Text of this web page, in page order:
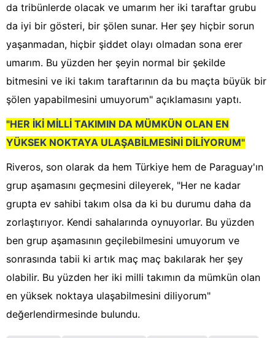
da tribünlerde olacak ve umarım her iki taraftar grubu
da iyi bir gösteri, bir şölen sunar. Her şey hiçbir sorun
yaşanmadan, hiçbir şiddet olayı olmadan sona erer
umarım. Bu yüzden her şeyin normal bir şekilde
bitmesini ve iki takım taraftarının da bu maçta büyük bir
şölen yapabilmesini umuyorum" açıklamasını yaptı.
"HER İKİ MİLLİ TAKIMIN DA MÜMKÜN OLAN EN
YÜKSEK NOKTAYA ULAŞABİLMESİNİ DİLİYORUM"
Riveros, son olarak da hem Türkiye hem de Paraguay'ın
grup aşamasını geçmesini dileyerek, "Her ne kadar
grupta ev sahibi takım olsa da ki bu durumu daha da
zorlaştırıyor. Kendi sahalarında oynuyorlar. Bu yüzden
ben grup aşamasının geçilebilmesini umuyorum ve
sonrasında tabii ki artık maç maç bakılarak her şey
olabilir. Bu yüzden her iki milli takımın da mümkün olan
en yüksek noktaya ulaşabilmesini diliyorum"
değerlendirmesinde bulundu.